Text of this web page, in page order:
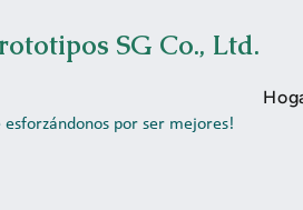
SG Co., Ltd.
esforzándonos por ser mejores!